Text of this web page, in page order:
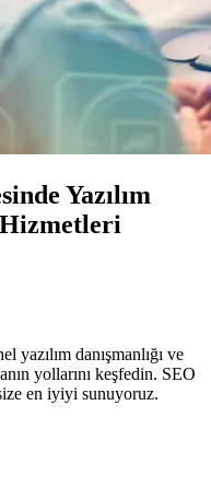
Yazılım
Hizmetleri
yazılım danışmanlığı ve
yollarını keşfedin. SEO
en iyiyi sunuyoruz.